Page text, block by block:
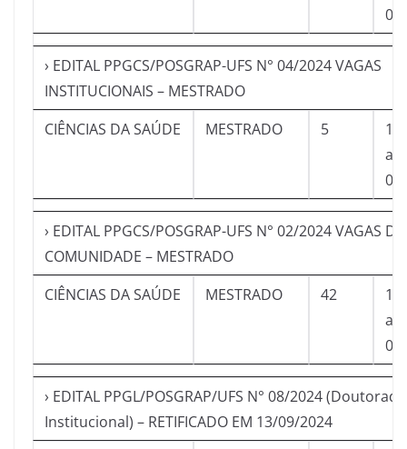
› EDITAL PPGCS/POSGRAP-UFS N° 04/2024 VAGAS
INSTITUCIONAIS – MESTRADO
CIÊNCIAS DA SAÚDE
MESTRADO 5
a
› EDITAL PPGCS/POSGRAP-UFS N° 02/2024 VAGAS DA
COMUNIDADE – MESTRADO
CIÊNCIAS DA SAÚDE
MESTRADO 42
a
› EDITAL PPGL/POSGRAP/UFS N° 08/2024 (Doutorado
Institucional) – RETIFICADO EM 13/09/2024